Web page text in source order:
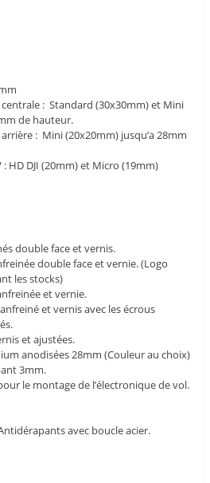
: Standard (30x30mm) et Mini
de hauteur.
: Mini (20x20mm) jusqu’a 28mm
HD DJI (20mm) et Micro (19mm)
double face et vernis.
double face et vernie. (Logo
les stocks)
et vernie.
et vernis avec les écrous
et ajustées.
anodisées 28mm (Couleur au choix)
3mm.
le montage de l’électronique de vol.
avec boucle acier.